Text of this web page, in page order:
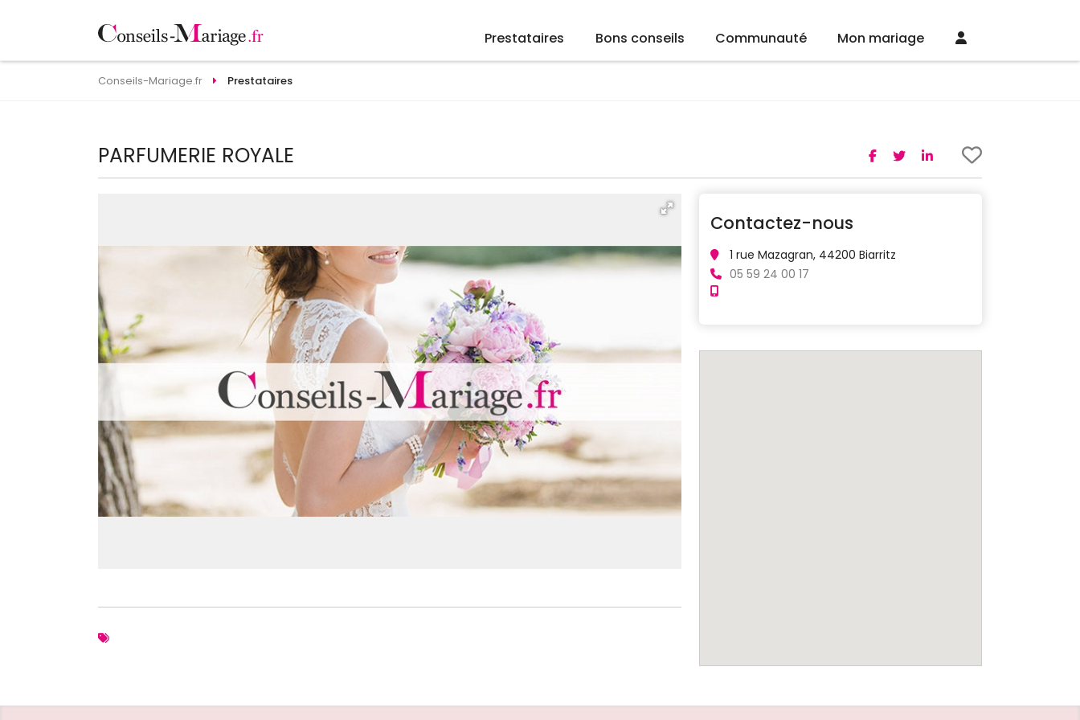
Prestataires Bons conseils Communauté Mon mariage
Conseils-Mariage.fr Prestataires
PARFUMERIE ROYALE
Contactez-nous
1 rue Mazagran, 44200 Biarritz
05 59 24 00 17